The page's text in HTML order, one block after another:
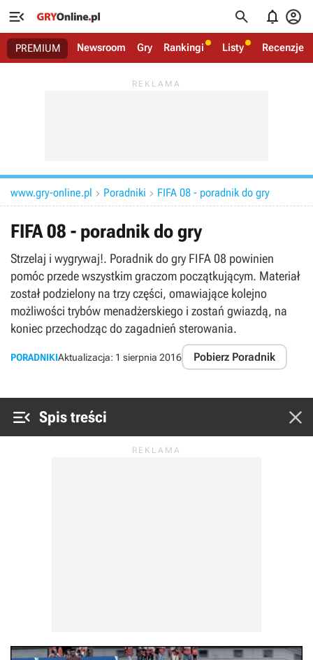
   
PREMIUM Newsroom Gry Rankingi Listy Recenzje
www.gry-online.pl  Poradniki  FIFA 08 - poradnik do gry
FIFA 08 - poradnik do gry
Strzelaj i wygrywaj!. Poradnik do gry FIFA 08 powinien
pomóc przede wszystkim graczom początkującym. Materiał
został podzielony na trzy części, omawiające kolejno
możliwości trybów menadżerskiego i zostań gwiazdą, na
koniec przechodząc do zagadnień sterowania.
PORADNIKIAktualizacja: 1 sierpnia 2016 Pobierz Poradnik
 Spis treści 